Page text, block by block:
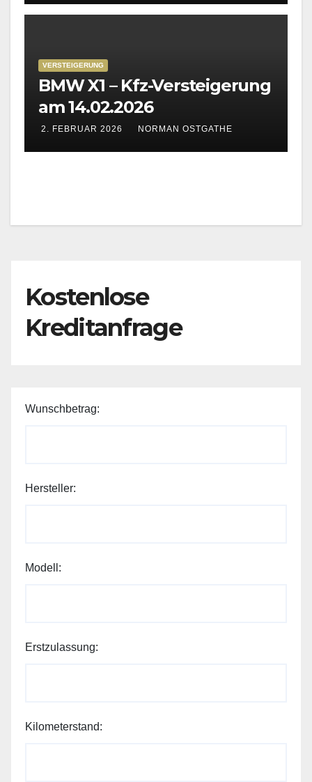
VERSTEIGERUNG
BMW X1 – Kfz-Versteigerung
am 14.02.2026
2. FEBRUAR 2026 NORMAN OSTGATHE
Kostenlose
Kreditanfrage
Wunschbetrag:
Hersteller:
Modell:
Erstzulassung:
Kilometerstand: